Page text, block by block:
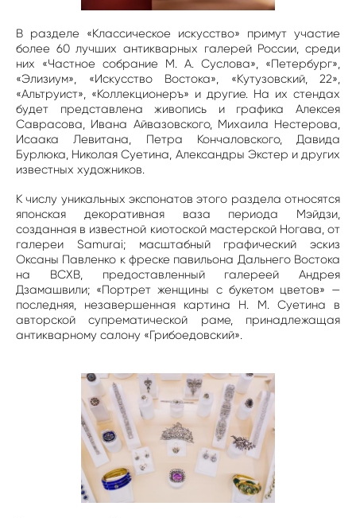
В разделе «Классическое искусство» примут участие
более 60 лучших антикварных галерей России, среди
них «Частное собрание М. А. Суслова», «Петербург»,
«Элизиум», «Искусство Востока», «Кутузовский, 22»,
«Альтруист», «Коллекционеръ» и другие. На их стендах
будет представлена живопись и графика Алексея
Саврасова, Ивана Айвазовского, Михаила Нестерова,
Исаака Левитана, Петра Кончаловского, Давида
Бурлюка, Николая Суетина, Александры Экстер и других
известных художников.
К числу уникальных экспонатов этого раздела относятся
японская декоративная ваза периода Мэйдзи,
созданная в известной киотоской мастерской Ногава, от
галереи Samurai; масштабный графический эскиз
Оксаны Павленко к фреске павильона Дальнего Востока
на ВСХВ, предоставленный галереей Андрея
Дзамашвили; «Портрет женщины с букетом цветов» —
последняя, незавершенная картина Н. М. Суетина в
авторской супрематической раме, принадлежащая
антикварному салону «Грибоедовский».